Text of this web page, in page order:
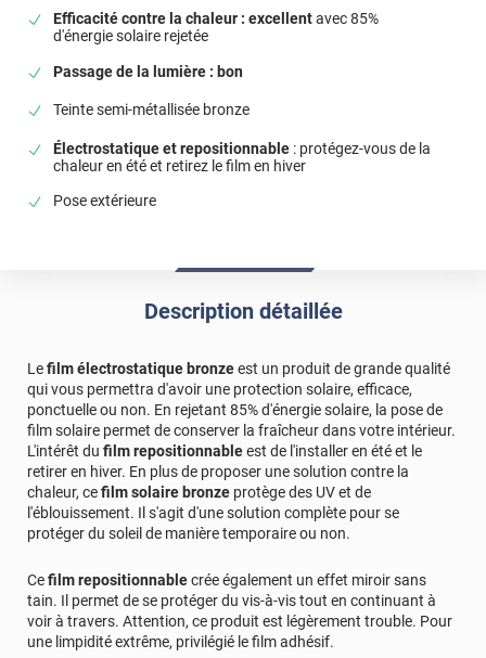
Efficacité contre la chaleur : excellentavec 85%
d'énergie solaire rejetée
Passage de la lumière : bon
Teinte semi-métallisée bronze
Électrostatique et repositionnable : protégez-vous de la
chaleur en été et retirez le film en hiver
Pose extérieure
*****
Il y a 266 jours
Après l’installation sur le vélux à l’extérieur et la
attention à utiliser des bons outils car le film est sensible
Commentaire Luminis Films-16/11/2025
Bonjour Elias, Nous vous remercions pour ce retour
concret. La baisse de température sur un Velux est un
L'équipe Luminis Films
*****
Il y a 268 jours
Commentaire Luminis Films- 14/11/2025
Bonjour Marion, Un grand merci pour votre message !
Savoir que vous ressentez une vraie différence après
la pose du film nous fait très plaisir. Bonne journée,
L'équipe Luminis Films
*****
Il y a 371 jours
Très bonne efficacité
*****
Il y a 386 jours
film efficace pose facile grâce à l'explication et aux tutos
films commandés réalisés aux tailles exactes demandées,
chaque film étant annoté de la taille en question. Merci
Description détaillée
Lefilm électrostatique bronzeest un produit de grande qualité
qui vous permettra d'avoir une protection solaire, efficace,
ponctuelle ou non. En rejetant 85% d'énergie solaire, la pose de
film solaire permet de conserver la fraîcheur dans votre intérieur.
L'intérêt du film repositionnableest de l'installer en été et le
retirer en hiver. En plus de proposer une solution contre la
chaleur, cefilm solaire bronze protège des UV et de
l'éblouissement. Il s'agit d'une solution complète pour se
protéger du soleil de manière temporaire ou non.
Cefilm repositionnablecrée également un effet miroir sans
tain. Il permet de se protéger du vis-à-vis tout en continuant à
voir à travers. Attention, ce produit est légèrement trouble. Pour
une limpidité extrême, privilégié le film adhésif.